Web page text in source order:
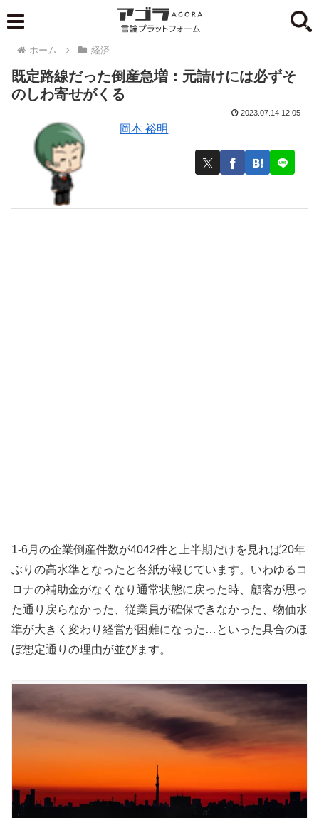
ホーム 経済
既定路線だった倒産急増：元請けには必ずそ
のしわ寄せがくる
岡本 裕明
2023.07.14 12:05
1-6月の企業倒産件数が4042件と上半期だけを見れば20年
ぶりの高水準となったと各紙が報じています。いわゆるコ
ロナの補助金がなくなり通常状態に戻った時、顧客が思っ
た通り戻らなかった、従業員が確保できなかった、物価水
準が大きく変わり経営が困難になった…といった具合のほ
ぼ想定通りの理由が並びます。